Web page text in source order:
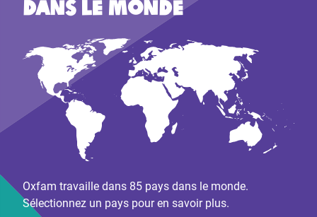
Oxfam travaille dans 85 pays dans le monde.
Sélectionnez un pays pour en savoir plus.